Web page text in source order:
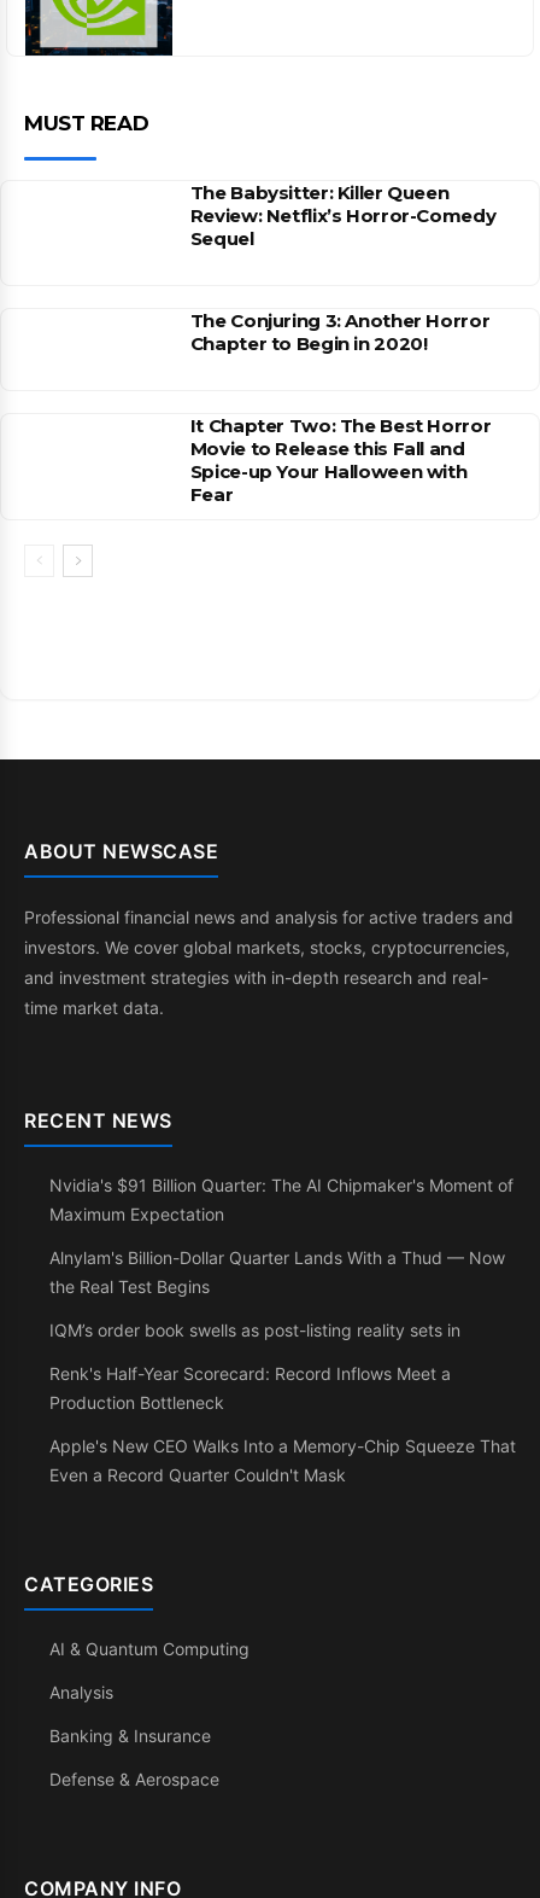
MUST READ
The Babysitter: Killer Queen
Review: Netflix’s Horror-Comedy
Sequel
The Conjuring 3: Another Horror
Chapter to Begin in 2020!
It Chapter Two: The Best Horror
Movie to Release this Fall and
Spice-up Your Halloween with
Fear
ABOUT NEWSCASE
Professional financial news and analysis for active traders and
investors. We cover global markets, stocks, cryptocurrencies,
and investment strategies with in-depth research and real-
time market data.
RECENT NEWS
Nvidia's $91 Billion Quarter: The AI Chipmaker's Moment of
Maximum Expectation
Alnylam's Billion-Dollar Quarter Lands With a Thud — Now
the Real Test Begins
IQM’s order book swells as post-listing reality sets in
Renk's Half-Year Scorecard: Record Inflows Meet a
Production Bottleneck
Apple's New CEO Walks Into a Memory-Chip Squeeze That
Even a Record Quarter Couldn't Mask
CATEGORIES
AI & Quantum Computing
Analysis
Banking & Insurance
Defense & Aerospace
COMPANY INFO